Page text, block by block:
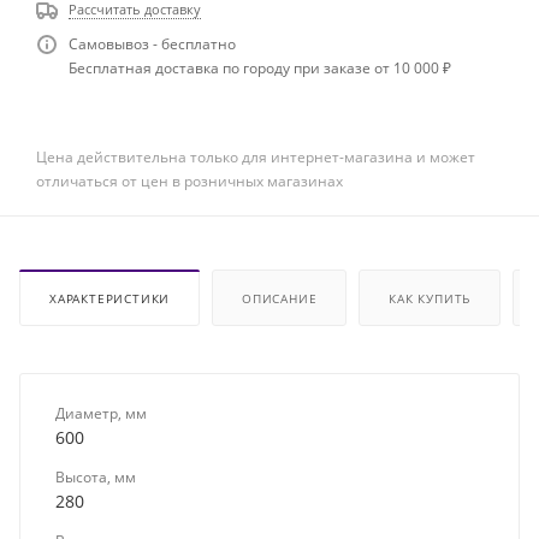
Рассчитать доставку
Самовывоз - бесплатно
Бесплатная доставка по городу при заказе от 10 000 ₽
Цена действительна только для интернет-магазина и может
отличаться от цен в розничных магазинах
ХАРАКТЕРИСТИКИ ОПИСАНИЕ КАК КУПИТЬ
Диаметр, мм
600
Высота, мм
280